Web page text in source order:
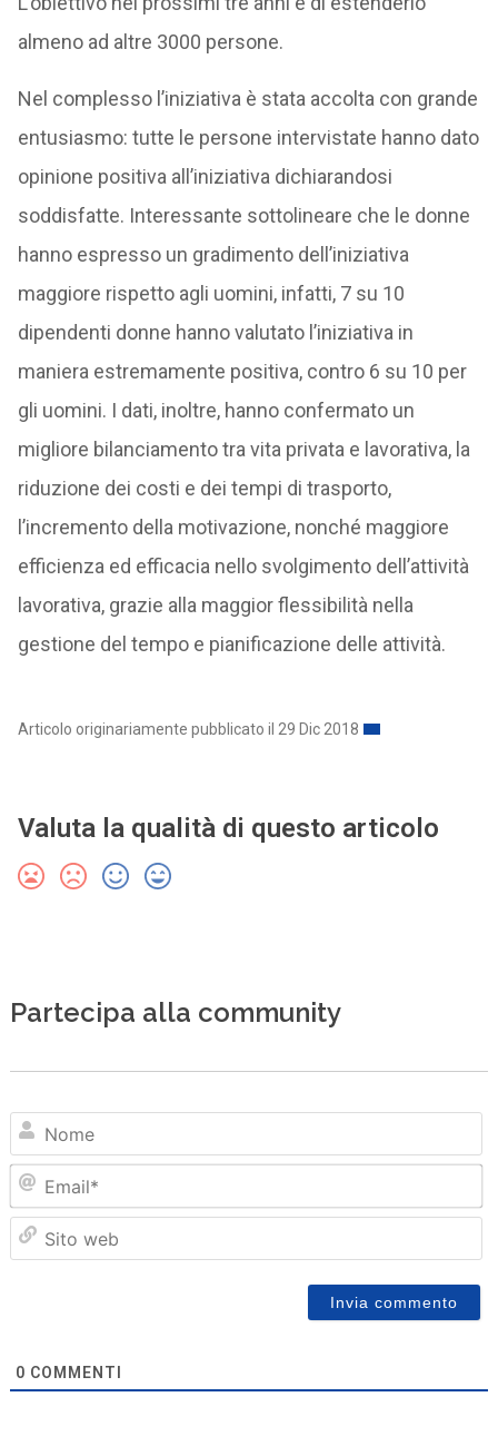
almeno ad altre 3000 persone.
Nel complesso l’iniziativa è stata accolta con grande
entusiasmo: tutte le persone intervistate hanno dato
opinione positiva all’iniziativa dichiarandosi
soddisfatte. Interessante sottolineare che le donne
hanno espresso un gradimento dell’iniziativa
maggiore rispetto agli uomini, infatti, 7 su 10
dipendenti donne hanno valutato l’iniziativa in
maniera estremamente positiva, contro 6 su 10 per
gli uomini. I dati, inoltre, hanno confermato un
migliore bilanciamento tra vita privata e lavorativa, la
riduzione dei costi e dei tempi di trasporto,
l’incremento della motivazione, nonché maggiore
efficienza ed efficacia nello svolgimento dell’attività
lavorativa, grazie alla maggior flessibilità nella
gestione del tempo e pianificazione delle attività.
Articolo originariamente pubblicato il 29 Dic 2018
Valuta la qualità di questo articolo
Partecipa alla community
0 COMMENTI